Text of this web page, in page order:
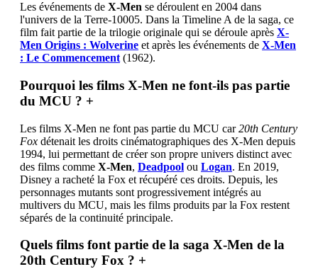
Les événements de X-Men se déroulent en 2004 dans
l'univers de la Terre-10005. Dans la Timeline A de la saga, ce
film fait partie de la trilogie originale qui se déroule après X-
Men Origins : Wolverine et après les événements de X-Men
: Le Commencement (1962).
Pourquoi les films X-Men ne font-ils pas partie
du MCU ? +
Les films X-Men ne font pas partie du MCU car20th Century
Fox détenait les droits cinématographiques des X-Men depuis
1994, lui permettant de créer son propre univers distinct avec
des films comme X-Men, Deadpool ou Logan. En 2019,
Disney a racheté la Fox et récupéré ces droits. Depuis, les
personnages mutants sont progressivement intégrés au
multivers du MCU, mais les films produits par la Fox restent
séparés de la continuité principale.
Quels films font partie de la saga X-Men de la
20th Century Fox ? +